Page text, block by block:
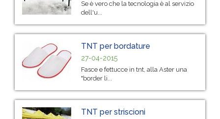
Se è vero che la tecnologia è al servizio
dell'u...
TNT per bordature
27-04-2015
Fasce e fettucce in tnt, alla Aster una
"border li...
TNT per striscioni